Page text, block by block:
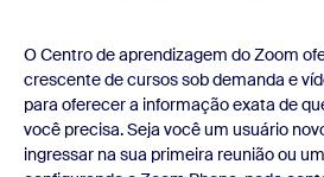
O Centro de aprendizagem do Zoom
crescente de cursos sob demanda e
para oferecer a informação exata de
você precisa. Seja você um usuário
ingressar na sua primeira reunião ou